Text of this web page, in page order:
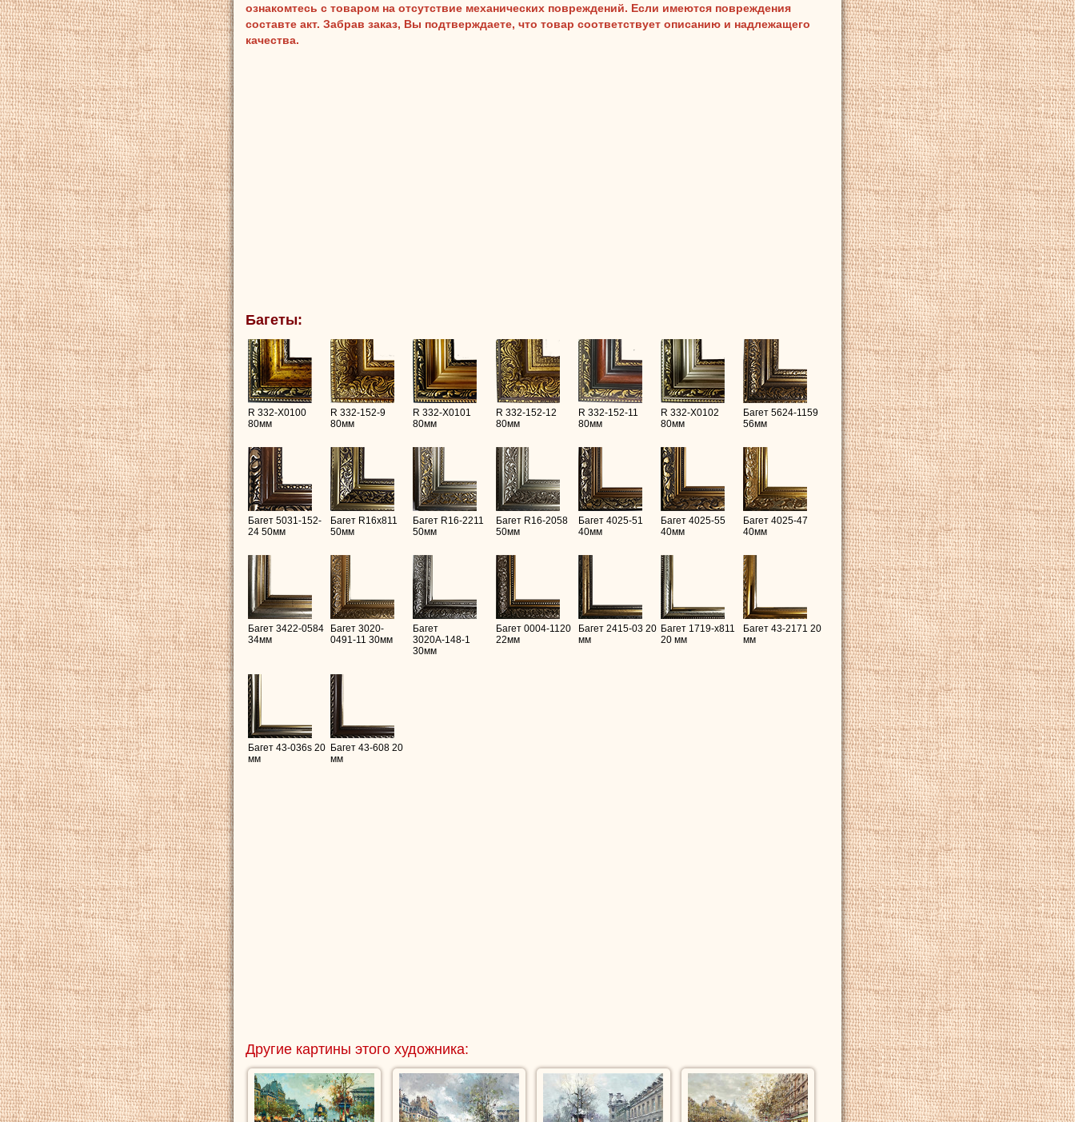
ознакомтесь с товаром на отсутствие механических повреждений. Если имеются повреждения
составте акт. Забрав заказ, Вы подтверждаете, что товар соответствует описанию и надлежащего
качества.
Багеты:
R 332-X0100
80мм
R 332-152-9
80мм
R 332-X0101
80мм
R 332-152-12
80мм
R 332-152-11
80мм
R 332-X0102
80мм
Багет 5624-1159
56мм
Багет 5031-152-
24 50мм
Багет R16х811
50мм
Багет R16-2211
50мм
Багет R16-2058
50мм
Багет 4025-51
40мм
Багет 4025-55
40мм
Багет 4025-47
40мм
Багет 3422-0584
34мм
Багет 3020-
0491-11 30мм
Багет
3020А-148-1
30мм
Багет 0004-1120
22мм
Багет 2415-03 20
мм
Багет 1719-x811
20 мм
Багет 43-2171 20
мм
Багет 43-036s 20
мм
Багет 43-608 20
мм
Другие картины этого художника: